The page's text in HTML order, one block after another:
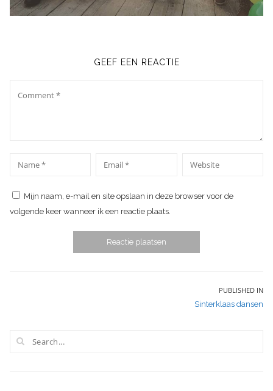
GEEF EEN REACTIE
Mijn naam, e-mail en site opslaan in deze browser voor de
volgende keer wanneer ik een reactie plaats.
PUBLISHED IN
Sinterklaas dansen